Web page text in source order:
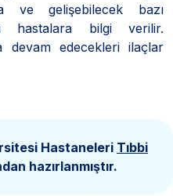
ve gelişebilecek bazı
hastalara bilgi verilir.
devam edecekleri ilaçlar
Hastaneleri Tıbbi
hazırlanmıştır.